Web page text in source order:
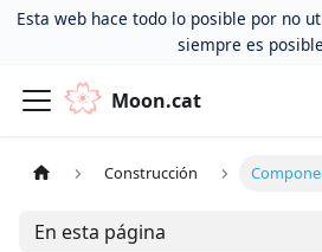
Esta web hace todo lo posible por no
siempre es
Moon.cat
Construcción
En esta página